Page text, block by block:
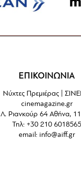
ΕΠΙΚΟΙΝΩΝΙΑ
Νύχτες Πρεμιέρας |
cinemagazine.gr
Λ. Ριανκούρ 64 Αθήνα,
Τηλ: +30 210 6018565
email: info@aiff.gr